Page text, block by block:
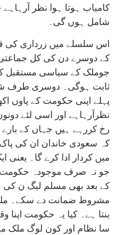
کامیاب ہوتا ہوا نظر
شامل ہوں گی۔
اس سلسلے میں زرداری کی
کے دوسرے دن کی کل
جوملک کے سیاسی مستقبل کا
ثابت ہوگی۔ دوسری طرف
پہلے اپنی حکومت کے پاوں
نظرآرہاہے اور اسی لئے
رخ کررہے ہیں جہاں کے بارے
کہ سعودی خاندان ان کی
میں کردار ادا کرے گا۔ یعنی
جو نہ صرف موجودہ حکومت
کے بعد بھی مسلم لیگ ن
مشروط ضمانت دے سکے۔
بنتا ہے۔ کیا یہ حکومت
سا نظام اور کون لوگ ملک